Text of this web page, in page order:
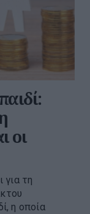
οι
για τη
η οποία